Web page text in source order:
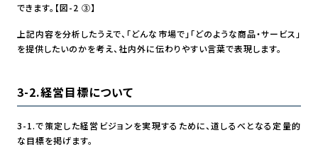
できます。【図-2 ③】
上記内容を分析したうえで、「どんな市場で」「どのような商品・サービス」
を提供したいのかを考え、社内外に伝わりやすい言葉で表現します。
3-2.経営目標について
3-1.で策定した経営ビジョンを実現するために、道しるべとなる定量的
な目標を掲げます。